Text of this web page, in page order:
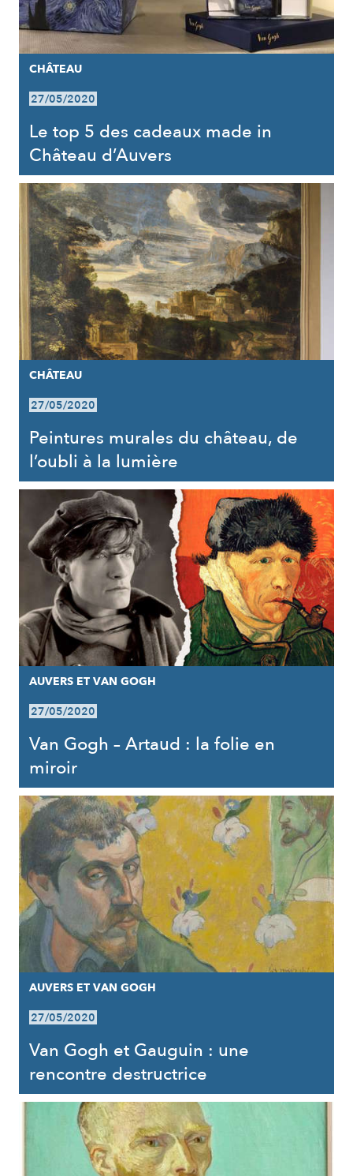
CHÂTEAU
27/05/2020
Le top 5 des cadeaux made in
Château d’Auvers
CHÂTEAU
27/05/2020
Peintures murales du château, de
l’oubli à la lumière
AUVERS ET VAN GOGH
27/05/2020
Van Gogh – Artaud : la folie en
miroir
AUVERS ET VAN GOGH
27/05/2020
Van Gogh et Gauguin : une
rencontre destructrice